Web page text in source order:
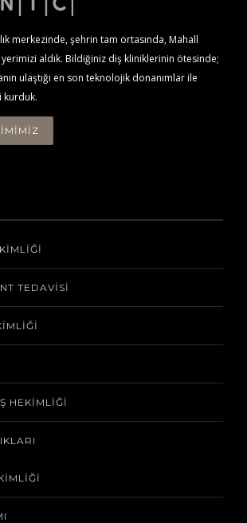
merkezinde, şehrin tam ortasında, Mahall
yerimizi aldık. Bildiğiniz diş kliniklerinin ötesinde;
ulaştığı en son teknolojik donanımlar ile
kurduk.
TEDAVISI
HEKIMLIĞI